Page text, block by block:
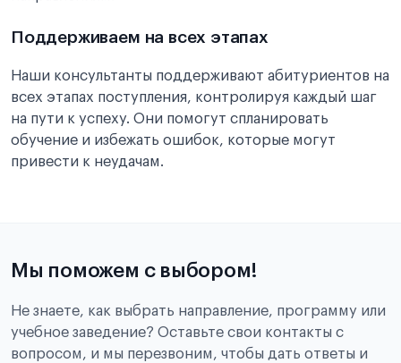
Поддерживаем на всех этапах
Наши консультанты поддерживают абитуриентов на
всех этапах поступления, контролируя каждый шаг
на пути к успеху. Они помогут спланировать
обучение и избежать ошибок, которые могут
привести к неудачам.
Мы поможем с выбором!
Не знаете, как выбрать направление, программу или
учебное заведение? Оставьте свои контакты с
вопросом, и мы перезвоним, чтобы дать ответы и